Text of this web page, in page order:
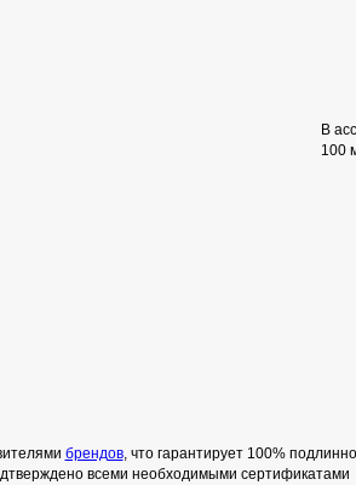
В
100
брендов, что гарантирует 100%
всеми необходимыми сертификатами